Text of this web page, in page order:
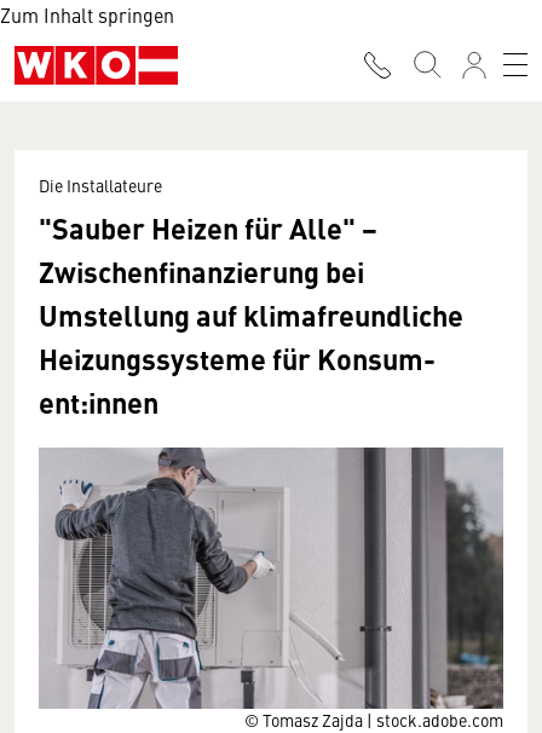
Zum Inhalt springen
© Tomasz Zajda | stock.adobe.com
Die Installateure
"Sauber Heizen für Alle" −
Zwischenfinanzierung bei
Umstellung auf klimafreundliche
Heizungssysteme für Konsum­
ent:innen